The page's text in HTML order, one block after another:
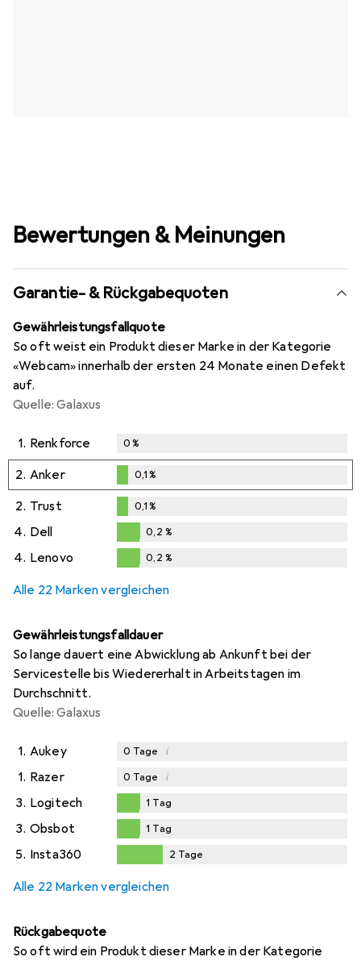
Bewertungen & Meinungen
Garantie- & Rückgabequoten
Gewährleistungsfallquote
So oft weist ein Produkt dieser Marke in der Kategorie
«Webcam» innerhalb der ersten 24 Monate einen Defekt
auf.
Quelle: Galaxus
1. Renkforce 0%
2. Anker
0,1%
0,1%
2. Trust
%
0,1%
4. Dell
0,2%
0,2 %
4. Lenovo 0,2 %
Alle 22 Marken vergleichen
Gewährleistungsfalldauer
So lange dauert eine Abwicklung ab Ankunft bei der
Servicestelle bis Wiedererhalt in Arbeitstagen im
Durchschnitt.
Quelle: Galaxus
1. Aukey 0 Tage i
1. Razer 0 Tage i
3. Logitech
Tag
1 Tag
3. Obsbot
Tag
1 Tag
5. Insta360 2 Tage
Alle 22 Marken vergleichen
Rückgabequote
So oft wird ein Produkt dieser Marke in der Kategorie